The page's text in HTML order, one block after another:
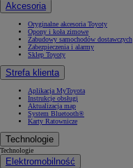
Akcesoria
Oryginalne akcesoria Toyoty
Opony i koła zimowe
Zabudowy samochodów dostawczych
Zabezpieczenia i alarmy
Sklep Toyoty
Strefa klienta
Aplikacja MyToyota
Instrukcje obsługi
Aktualizacja map
System Bluetooth®
Karty Ratownicze
Technologie
Technologie
Elektromobilność